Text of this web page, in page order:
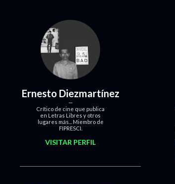
Ernesto Diezmartínez
Crítico de cine que publica
en Letras Libres y otros
lugares más... Miembro de
FIPRESCI.
VISITAR PERFIL